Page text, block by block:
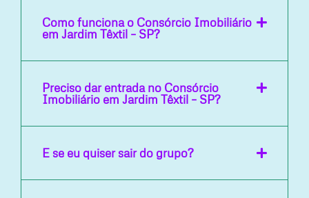
Como funciona o Consórcio Imobiliário
em Jardim Têxtil – SP?
Preciso dar entrada no Consórcio
Imobiliário em Jardim Têxtil – SP?
E se eu quiser sair do grupo?